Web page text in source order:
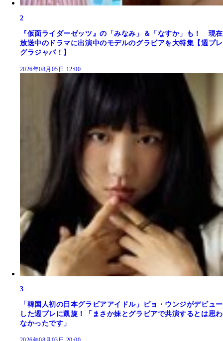
2
『仮面ライダーゼッツ』の「みなみ」＆「なすか」も！ 現在
放送中のドラマに出演中のモデルのグラビアを大特集【週プレ
グラジャパ！】
2026年08月05日 12:00
3
「韓国人初の日本グラビアアイドル」ピョ・ウンジがデビュー
した週プレに凱旋！「まさか妹とグラビアで共演するとは思わ
なかったです」